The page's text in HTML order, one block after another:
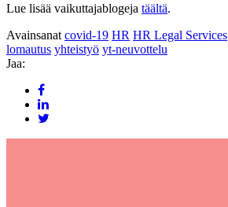
Lue lisää vaikuttajablogeja täältä.
Avainsanat covid-19 HR HR Legal Services
lomautus yhteistyö yt-neuvottelu
Jaa: